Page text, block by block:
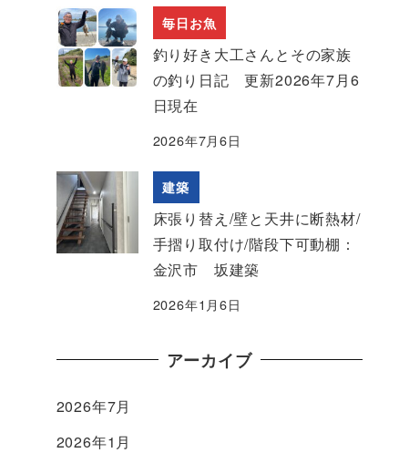
毎日お魚
釣り好き大工さんとその家族
の釣り日記 更新2026年7月6
日現在
2026年7月6日
建築
床張り替え/壁と天井に断熱材/
手摺り取付け/階段下可動棚：
金沢市 坂建築
2026年1月6日
アーカイブ
2026年7月
2026年1月